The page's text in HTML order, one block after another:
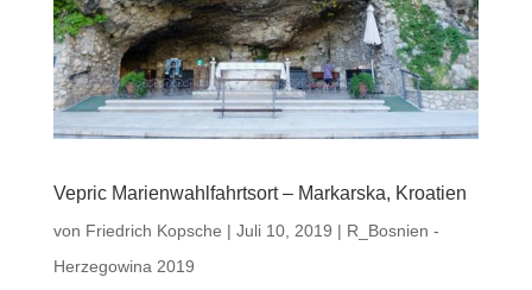
Vepric Marienwahlfahrtsort – Markarska, Kroatien
von Friedrich Kopsche | Juli 10, 2019 | R_Bosnien -
Herzegowina 2019